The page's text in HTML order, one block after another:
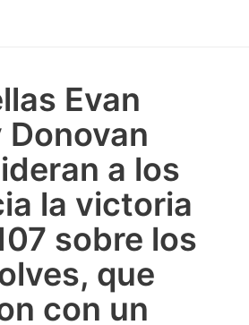
Evan
a los
la victoria
sobre los
que
con un